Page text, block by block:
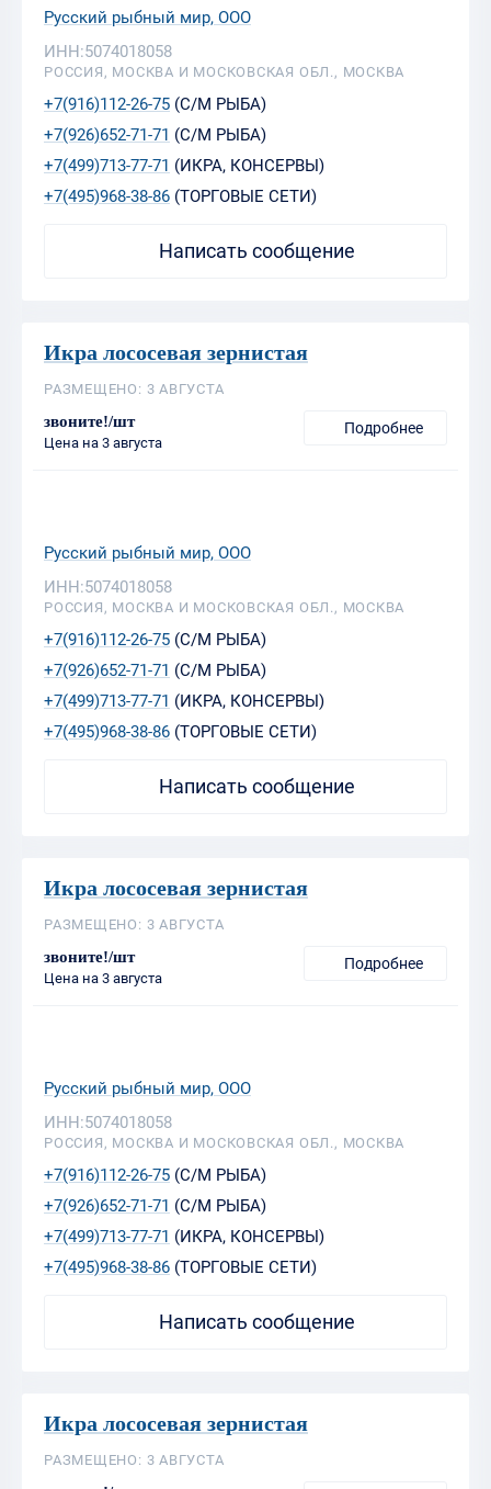
Русский рыбный мир, ООО
ИНН:5074018058
РОССИЯ, МОСКВА И МОСКОВСКАЯ ОБЛ., МОСКВА
+7(916)112-26-75 (С/М РЫБА)
+7(926)652-71-71 (С/М РЫБА)
+7(499)713-77-71 (ИКРА, КОНСЕРВЫ)
+7(495)968-38-86 (ТОРГОВЫЕ СЕТИ)
Написать сообщение
Икра лососевая зернистая
РАЗМЕЩЕНО: 3 АВГУСТА
звоните!/шт
Цена на 3 августа
Подробнее
Русский рыбный мир, ООО
ИНН:5074018058
РОССИЯ, МОСКВА И МОСКОВСКАЯ ОБЛ., МОСКВА
+7(916)112-26-75 (С/М РЫБА)
+7(926)652-71-71 (С/М РЫБА)
+7(499)713-77-71 (ИКРА, КОНСЕРВЫ)
+7(495)968-38-86 (ТОРГОВЫЕ СЕТИ)
Написать сообщение
Икра лососевая зернистая
РАЗМЕЩЕНО: 3 АВГУСТА
звоните!/шт
Цена на 3 августа
Подробнее
Русский рыбный мир, ООО
ИНН:5074018058
РОССИЯ, МОСКВА И МОСКОВСКАЯ ОБЛ., МОСКВА
+7(916)112-26-75 (С/М РЫБА)
+7(926)652-71-71 (С/М РЫБА)
+7(499)713-77-71 (ИКРА, КОНСЕРВЫ)
+7(495)968-38-86 (ТОРГОВЫЕ СЕТИ)
Написать сообщение
Икра лососевая зернистая
РАЗМЕЩЕНО: 3 АВГУСТА